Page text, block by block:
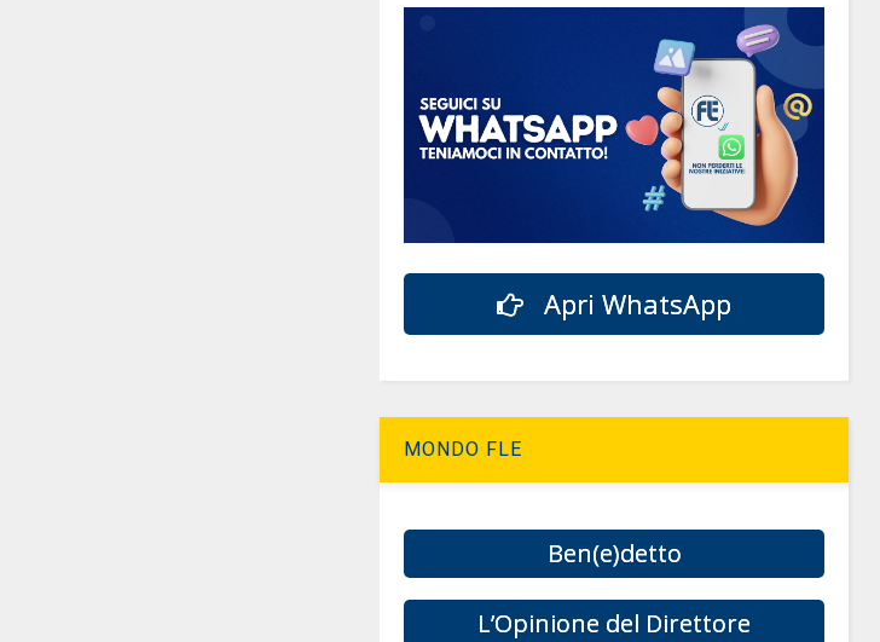
Apri WhatsApp
MONDO FLE
Ben(e)detto
L’Opinione del Direttore